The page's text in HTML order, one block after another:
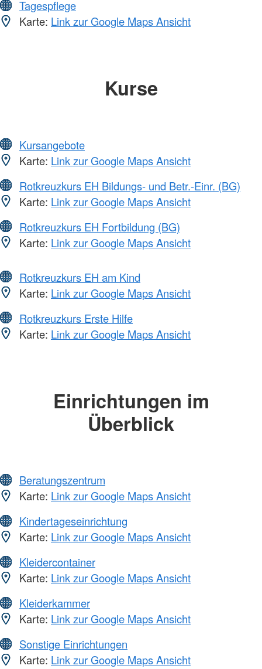
Tagespflege
Karte: Link zur Google Maps Ansicht
Kurse
Kursangebote
Karte: Link zur Google Maps Ansicht
Rotkreuzkurs EH Bildungs- und Betr.-Einr. (BG)
Karte: Link zur Google Maps Ansicht
Rotkreuzkurs EH Fortbildung (BG)
Karte: Link zur Google Maps Ansicht
Rotkreuzkurs EH am Kind
Karte: Link zur Google Maps Ansicht
Rotkreuzkurs Erste Hilfe
Karte: Link zur Google Maps Ansicht
Einrichtungen im
Überblick
Beratungszentrum
Karte: Link zur Google Maps Ansicht
Kindertageseinrichtung
Karte: Link zur Google Maps Ansicht
Kleidercontainer
Karte: Link zur Google Maps Ansicht
Kleiderkammer
Karte: Link zur Google Maps Ansicht
Sonstige Einrichtungen
Karte: Link zur Google Maps Ansicht